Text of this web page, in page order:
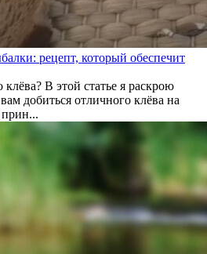
рецепт, который обеспечит
клёва? В этой статье я раскрою
добиться отличного клёва на